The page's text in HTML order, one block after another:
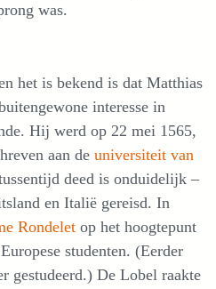
was.
het is bekend is dat Matthias
interesse in
Hij werd op 22 mei 1565,
aan de universiteit van
deed is onduidelijk –
en Italië gereisd. In
Rondelet op het hoogtepunt
studenten. (Eerder
gestudeerd.) De Lobel raakte